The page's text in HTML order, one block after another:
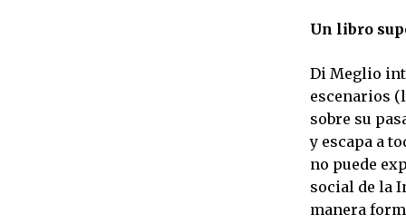
Un libro
Di Meglio
escenarios
sobre su
y escapa a
no puede
social de la
manera